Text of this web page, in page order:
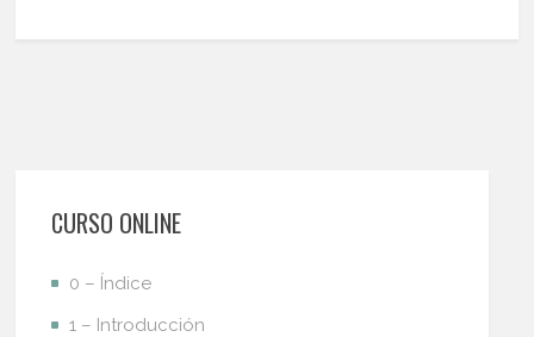
CURSO ONLINE
0 – Índice
1 – Introducción